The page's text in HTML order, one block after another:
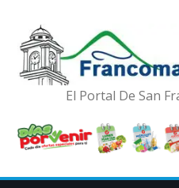
El Portal De San